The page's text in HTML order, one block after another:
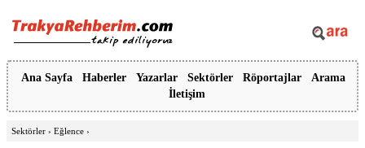
Ana Sayfa Haberler Yazarlar Sektörler Röportajlar
Arama
İletişim
Sektörler › Eğlence ›